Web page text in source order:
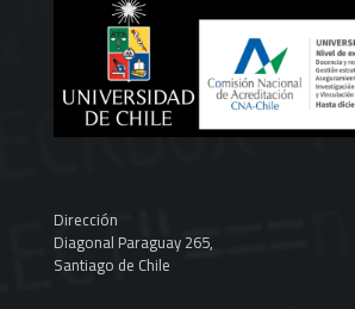
Dirección
Diagonal Paraguay 265,
Santiago de Chile